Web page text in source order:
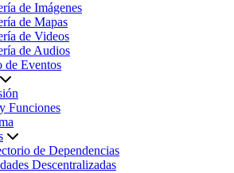
de Imágenes
de Mapas
de Videos
de Audios
de Eventos
Funciones
de Dependencias
Descentralizadas